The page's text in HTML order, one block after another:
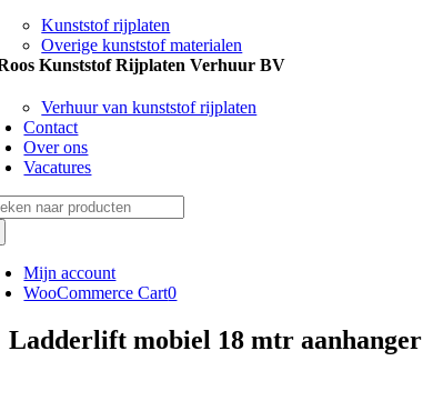
Kunststof rijplaten
Overige kunststof materialen
Kunststof Rijplaten Verhuur BV
Verhuur van kunststof rijplaten
Contact
Over ons
Vacatures
Mijn account
WooCommerce Cart0
Ladderlift mobiel 18 mtr aanhanger